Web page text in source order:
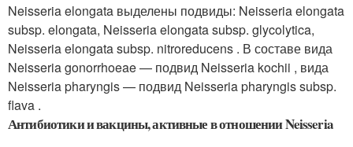
Neisseria elongata выделены подвиды: Neisseria elongata
subsp. elongata, Neisseria elongata subsp. glycolytica,
Neisseria elongata subsp. nitroreducens . В составе вида
Neisseria gonorrhoeae — подвид Neisseria kochii , вида
Neisseria pharyngis — подвид Neisseria pharyngis subsp.
flava .
Антибиотики и вакцины, активные в отношении Neisseria